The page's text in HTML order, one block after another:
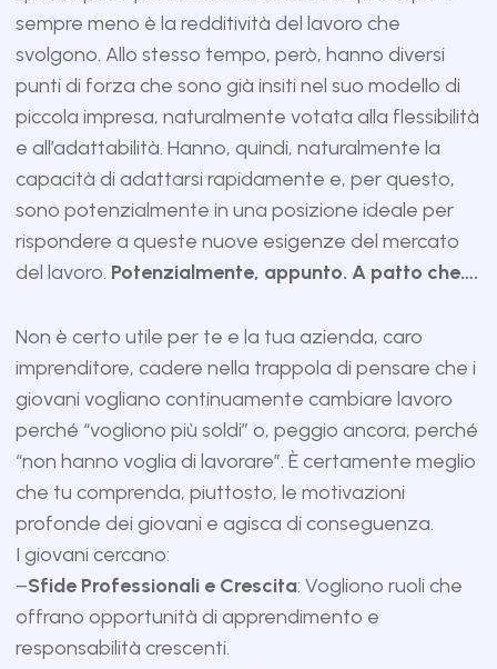
sempre meno è la redditività del lavoro che
svolgono. Allo stesso tempo, però, hanno diversi
punti di forza che sono già insiti nel suo modello di
piccola impresa, naturalmente votata alla flessibilità
e all’adattabilità. Hanno, quindi, naturalmente la
capacità di adattarsi rapidamente e, per questo,
sono potenzialmente in una posizione ideale per
rispondere a queste nuove esigenze del mercato
del lavoro. Potenzialmente, appunto. A patto che….
Non è certo utile per te e la tua azienda, caro
imprenditore, cadere nella trappola di pensare che i
giovani vogliano continuamente cambiare lavoro
perché “vogliono più soldi” o, peggio ancora, perché
“non hanno voglia di lavorare”. È certamente meglio
che tu comprenda, piuttosto, le motivazioni
profonde dei giovani e agisca di conseguenza.
I giovani cercano:
–Sfide Professionali e Crescita: Vogliono ruoli che
offrano opportunità di apprendimento e
responsabilità crescenti.